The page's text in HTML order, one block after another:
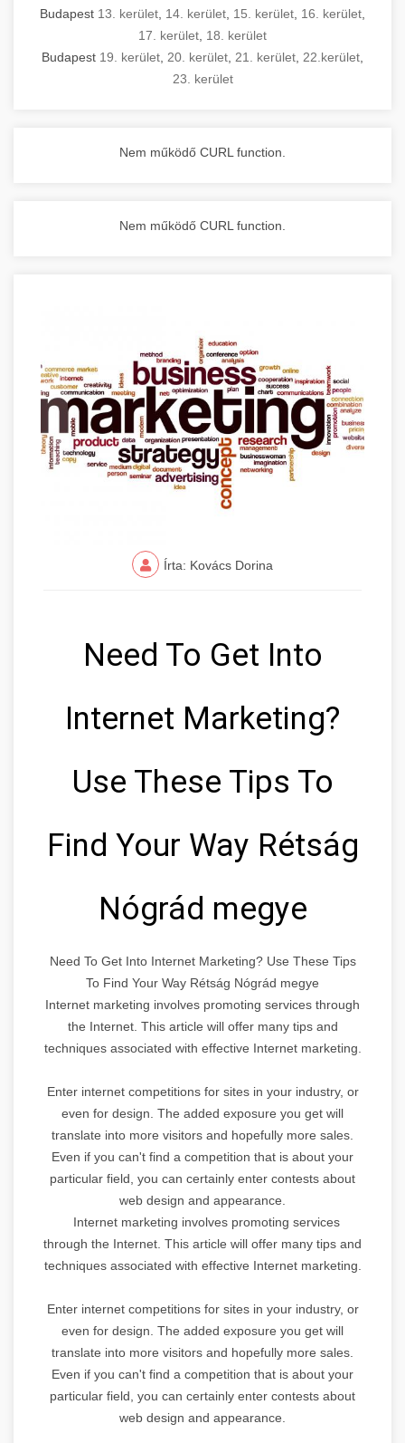
Budapest 13. kerület 14. kerület 15. kerület 16. kerület
17. kerület 18. kerület
Budapest 19. kerület 20. kerület 21. kerület 22.kerület
23. kerület
Nem működő CURL function.
Nem működő CURL function.
Írta: Kovács Dorina
Need To Get Into
Internet Marketing?
Use These Tips To
Find Your Way Rétság
Nógrád megye
Need To Get Into Internet Marketing? Use These Tips
To Find Your Way Rétság Nógrád megye
Internet marketing involves promoting services through
the Internet. This article will offer many tips and
techniques associated with effective Internet marketing.
Enter internet competitions for sites in your industry, or
even for design. The added exposure you get will
translate into more visitors and hopefully more sales.
Even if you can't find a competition that is about your
particular field, you can certainly enter contests about
web design and appearance.
Internet marketing involves promoting services
through the Internet. This article will offer many tips and
techniques associated with effective Internet marketing.
Enter internet competitions for sites in your industry, or
even for design. The added exposure you get will
translate into more visitors and hopefully more sales.
Even if you can't find a competition that is about your
particular field, you can certainly enter contests about
web design and appearance.